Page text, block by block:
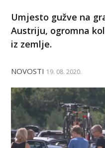
Umjesto gužve na
Austriju, ogromna
iz zemlje.
NOVOSTI 19. 08. 2020.